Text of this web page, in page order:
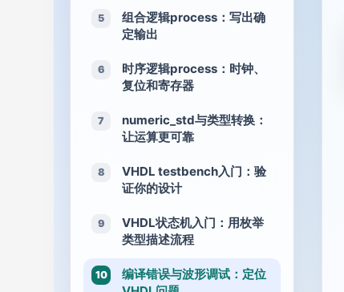
5
组合逻辑process：写出确
定输出
6
时序逻辑process：时钟、
复位和寄存器
7
numeric_std与类型转换：
让运算更可靠
8
VHDL testbench入门：验
证你的设计
9
VHDL状态机入门：用枚举
类型描述流程
10
编译错误与波形调试：定位